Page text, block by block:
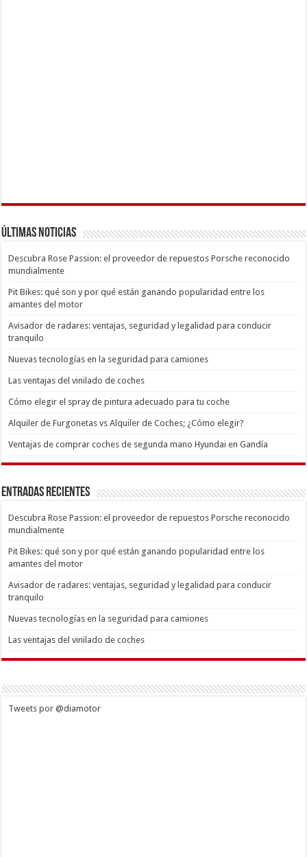
Últimas Noticias
Descubra Rose Passion: el proveedor de repuestos Porsche reconocido
mundialmente
Pit Bikes: qué son y por qué están ganando popularidad entre los
amantes del motor
Avisador de radares: ventajas, seguridad y legalidad para conducir
tranquilo
Nuevas tecnologías en la seguridad para camiones
Las ventajas del vinilado de coches
Cómo elegir el spray de pintura adecuado para tu coche
Alquiler de Furgonetas vs Alquiler de Coches; ¿Cómo elegir?
Ventajas de comprar coches de segunda mano Hyundai en Gandía
Entradas recientes
Descubra Rose Passion: el proveedor de repuestos Porsche reconocido
mundialmente
Pit Bikes: qué son y por qué están ganando popularidad entre los
amantes del motor
Avisador de radares: ventajas, seguridad y legalidad para conducir
tranquilo
Nuevas tecnologías en la seguridad para camiones
Las ventajas del vinilado de coches
Tweets por @diamotor